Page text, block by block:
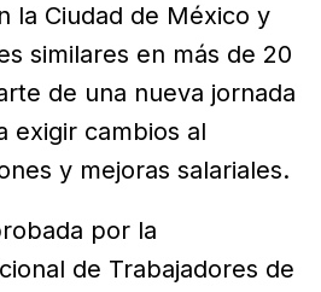
la Ciudad de México y
similares en más de 20
de una nueva jornada
exigir cambios al
y mejoras salariales.
por la
de Trabajadores de